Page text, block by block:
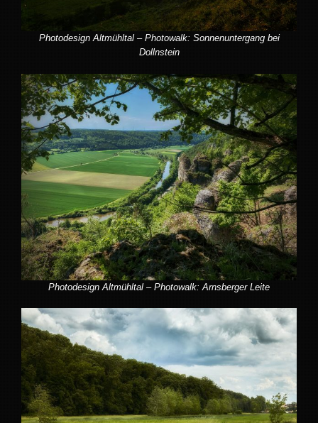
Photodesign Altmühltal – Photowalk: Sonnenuntergang bei
Dollnstein
Photodesign Altmühltal – Photowalk: Arnsberger Leite